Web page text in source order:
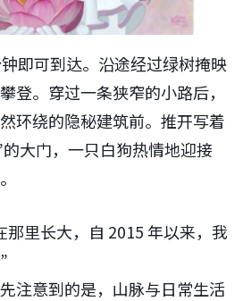
即可到达。沿途经过绿树掩映
登。穿过一条狭窄的小路后，
环绕的隐秘建筑前。推开写着
大门，一只白狗热情地迎接
那里长大，自 2015 年以来，我
注意到的是，山脉与日常生活